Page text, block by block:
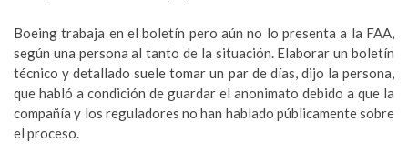
Boeing trabaja en el boletín pero aún no lo presenta a la FAA,
según una persona al tanto de la situación. Elaborar un boletín
técnico y detallado suele tomar un par de días, dijo la persona,
que habló a condición de guardar el anonimato debido a que la
compañía y los reguladores no han hablado públicamente sobre
el proceso.